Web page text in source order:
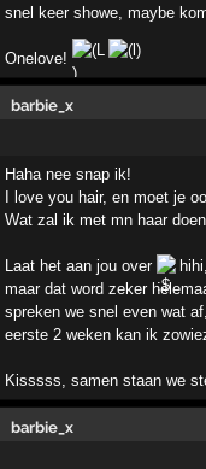
snel keer showe, maybe
Onelove!
barbie_x
Haha nee snap ik!
I love you hair, en moet je
Wat zal ik met mn haar
Laat het aan jou over
hihi,
maar dat word zeker
spreken we snel even wat
eerste 2 weken kan ik
Kisssss, samen staan we
barbie_x